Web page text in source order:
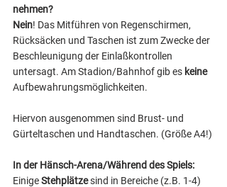
nehmen?
Nein! Das Mitführen von Regenschirmen,
Rücksäcken und Taschen ist zum Zwecke der
Beschleunigung der Einlaßkontrollen
untersagt. Am Stadion/Bahnhof gib es keine
Aufbewahrungsmöglichkeiten.
Hiervon ausgenommen sind Brust- und
Gürteltaschen und Handtaschen. (Größe A4!)
In der Hänsch-Arena/Während des Spiels:
Einige Stehplätze sind in Bereiche (z.B. 1-4)